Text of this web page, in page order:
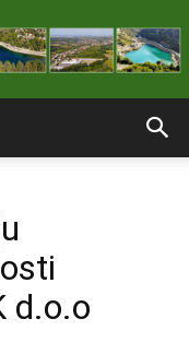
d.o.o